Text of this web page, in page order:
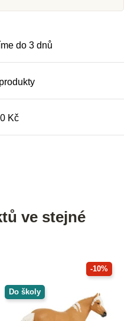
do 3 dnů
Kč
ve stejné
-10%
Do školy